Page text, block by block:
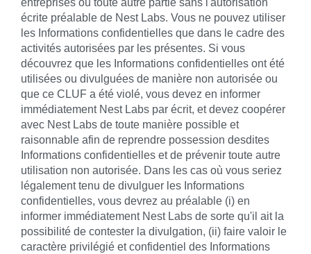
écrite préalable de Nest Labs. Vous ne pouvez utiliser
les Informations confidentielles que dans le cadre des
activités autorisées par les présentes. Si vous
découvrez que les Informations confidentielles ont été
utilisées ou divulguées de manière non autorisée ou
que ce CLUF a été violé, vous devez en informer
immédiatement Nest Labs par écrit, et devez coopérer
avec Nest Labs de toute manière possible et
raisonnable afin de reprendre possession desdites
Informations confidentielles et de prévenir toute autre
utilisation non autorisée. Dans les cas où vous seriez
légalement tenu de divulguer les Informations
confidentielles, vous devrez au préalable (i) en
informer immédiatement Nest Labs de sorte qu'il ait la
possibilité de contester la divulgation, (ii) faire valoir le
caractère privilégié et confidentiel des Informations